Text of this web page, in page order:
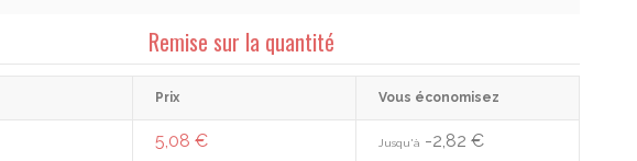
Remise sur la quantité
Prix Vous économisez
5,08 € Jusqu'à -2,82 €